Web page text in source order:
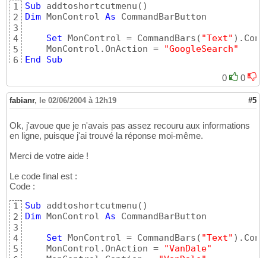
1
2
3
4
5
6
Sub addtoshortcutmenu ( )
Dim MonControl As CommandBarButton
Set MonControl = CommandBars ( "Text" )
    MonControl.OnAction =
"GoogleSearch"
End
Sub
0 0
fabianr, le 02/06/2004 à 12h19 #5
Ok, j'avoue que je n'avais pas assez recouru aux informations
en ligne, puisque j'ai trouvé la réponse moi-même.
Merci de votre aide !
Le code final est :
Code :
1
2
3
4
5
Sub addtoshortcutmenu ( )
Dim MonControl As CommandBarButton
Set MonControl = CommandBars ( "Text" )
    MonControl.OnAction =
"VanDale"